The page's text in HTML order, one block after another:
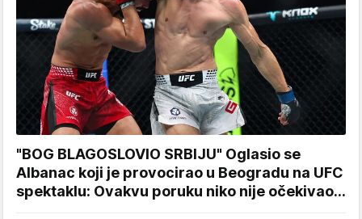
"BOG BLAGOSLOVIO SRBIJU" Oglasio se
Albanac koji je provocirao u Beogradu na UFC
spektaklu: Ovakvu poruku niko nije očekivao...